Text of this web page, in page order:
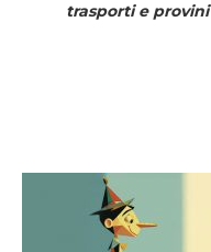
trasporti e